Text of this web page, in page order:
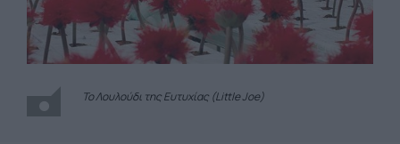
Το Λουλούδι της Ευτυχίας (Little Joe)